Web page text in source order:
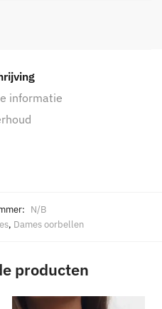
informatie
N/B
, Dames oorbellen
producten